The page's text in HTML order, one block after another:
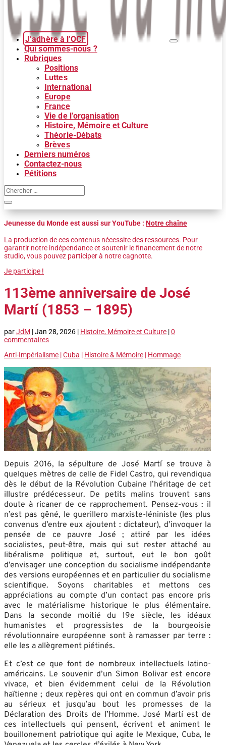
J’adhère à l’OCF
Qui sommes-nous ?
Rubriques
Positions
Luttes
International
Europe
France
Vie de l’organisation
Histoire, Mémoire et Culture
Théorie-Débats
Brèves
Derniers numéros
Contactez-nous
Pétitions
Jeunesse du Monde est aussi sur YouTube : Notre chaîne
La production de ces contenus nécessite des ressources. Pour
garantir notre indépendance et soutenir le financement de notre
studio, vous pouvez participer à notre cagnotte.
Je participe !
113ème anniversaire de José
Martí (1853 – 1895)
parJdM |Jan 28, 2026 | Histoire, Mémoire et Culture |0
commentaires
Anti-Impérialisme |Cuba | Histoire & Mémoire | Hommage
Depuis 2016, la sépulture de José Martí se trouve à
quelques mètres de celle de Fidel Castro, qui revendiqua
dès le début de la Révolution Cubaine l’héritage de cet
illustre prédécesseur. De petits malins trouvent sans
doute à ricaner de ce rapprochement. Pensez-vous : il
n’est pas gêné, le guerillero marxiste-léniniste (les plus
convenus d’entre eux ajoutent : dictateur), d’invoquer la
pensée de ce pauvre José ; attiré par les idées
socialistes, peut-être, mais qui sut rester attaché au
libéralisme politique et, surtout, eut le bon goût
d’envisager une conception du socialisme indépendante
des versions européennes et en particulier du socialisme
scientifique. Soyons charitables et mettons ces
appréciations au compte d’un contact pas encore pris
avec le matérialisme historique le plus élémentaire.
Dans la seconde moitié du 19e siècle, les idéaux
humanistes et progressistes de la bourgeoisie
révolutionnaire européenne sont à ramasser par terre :
elle les a allègrement piétinés.
Et c’est ce que font de nombreux intellectuels latino-
américains. Le souvenir d’un Simon Bolivar est encore
vivace, et bien évidemment celui de la Révolution
haïtienne ; deux repères qui ont en commun d’avoir pris
au sérieux et jusqu’au bout les promesses de la
Déclaration des Droits de l’Homme. José Martí est de
ces intellectuels qui pensent, écrivent et animent le
bouillonement patriotique qui agite le Mexique, Cuba, le